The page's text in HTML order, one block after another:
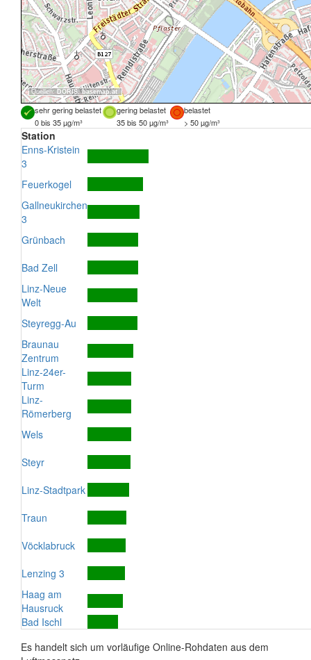
Quellen: DORIS,basemap.at
sehr gering belastet gering belastet
belastet
0 bis 35 µg/m³
35 bis 50 µg/m³ > 50 µg/m³
Station
Enns-Kristein
3
Feuerkogel
Gallneukirchen
3
Grünbach
Bad Zell
Linz-Neue
Welt
Steyregg-Au
Braunau
Zentrum
Linz-24er-
Turm
Linz-
Römerberg
Wels
Steyr
Linz-Stadtpark
Traun
Vöcklabruck
Lenzing 3
Haag am
Hausruck
Bad Ischl
Es handelt sich um vorläufige Online-Rohdaten aus dem